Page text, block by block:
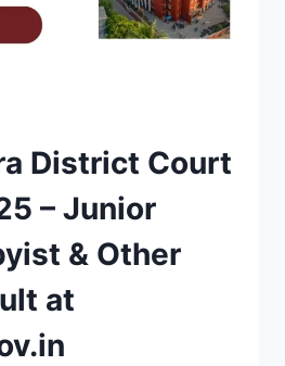
District Court
– Junior
& Other
at